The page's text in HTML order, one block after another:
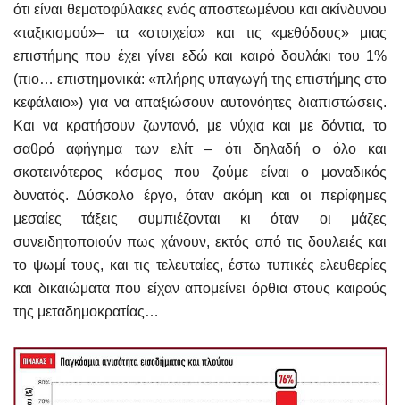
ότι είναι θεματοφύλακες ενός αποστεωμένου και ακίνδυνου
«ταξικισμού»– τα «στοιχεία» και τις «μεθόδους» μιας
επιστήμης που έχει γίνει εδώ και καιρό δουλάκι του 1%
(πιο… επιστημονικά: «πλήρης υπαγωγή της επιστήμης στο
κεφάλαιο») για να απαξιώσουν αυτονόητες διαπιστώσεις.
Και να κρατήσουν ζωντανό, με νύχια και με δόντια, το
σαθρό αφήγημα των ελίτ – ότι δηλαδή ο όλο και
σκοτεινότερος κόσμος που ζούμε είναι ο μοναδικός
δυνατός. Δύσκολο έργο, όταν ακόμη και οι περίφημες
μεσαίες τάξεις συμπιέζονται κι όταν οι μάζες
συνειδητοποιούν πως χάνουν, εκτός από τις δουλειές και
το ψωμί τους, και τις τελευταίες, έστω τυπικές ελευθερίες
και δικαιώματα που είχαν απομείνει όρθια στους καιρούς
της μεταδημοκρατίας…